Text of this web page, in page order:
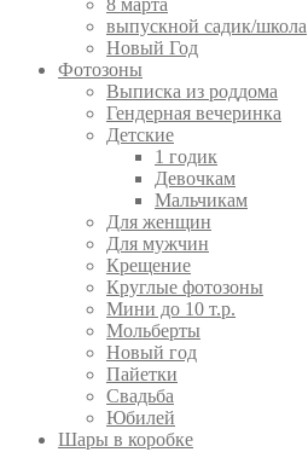
8 марта
выпускной садик/школа
Новый Год
Фотозоны
Выписка из роддома
Гендерная вечеринка
Детские
1 годик
Девочкам
Мальчикам
Для женщин
Для мужчин
Крещение
Круглые фотозоны
Мини до 10 т.р.
Мольберты
Новый год
Пайетки
Свадьба
Юбилей
Шары в коробке